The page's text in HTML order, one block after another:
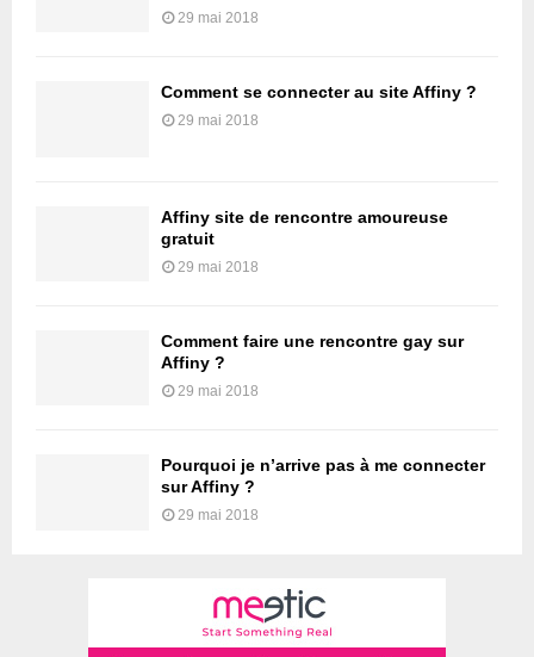
29 mai 2018
Comment se connecter au site Affiny ?
29 mai 2018
Affiny site de rencontre amoureuse
gratuit
29 mai 2018
Comment faire une rencontre gay sur
Affiny ?
29 mai 2018
Pourquoi je n’arrive pas à me connecter
sur Affiny ?
29 mai 2018